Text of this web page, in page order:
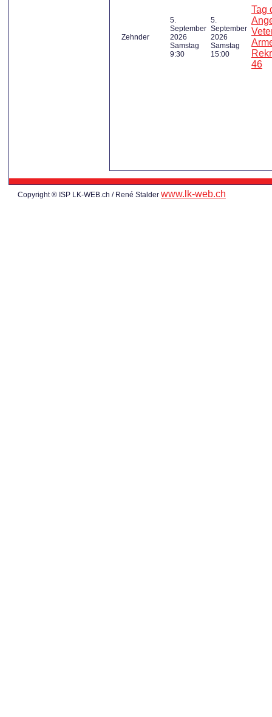
Zehnder
5.
September
2026
Samstag
9:30
5.
September
2026
Samstag
15:00
Tag
46
Copyright ® ISP LK-WEB.ch / René Stalder www.lk-web.ch